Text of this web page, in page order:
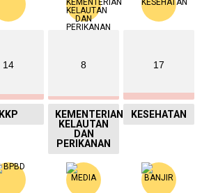
14
KKP
8
KEMENTERIAN
KELAUTAN
DAN
PERIKANAN
17
KESEHATAN